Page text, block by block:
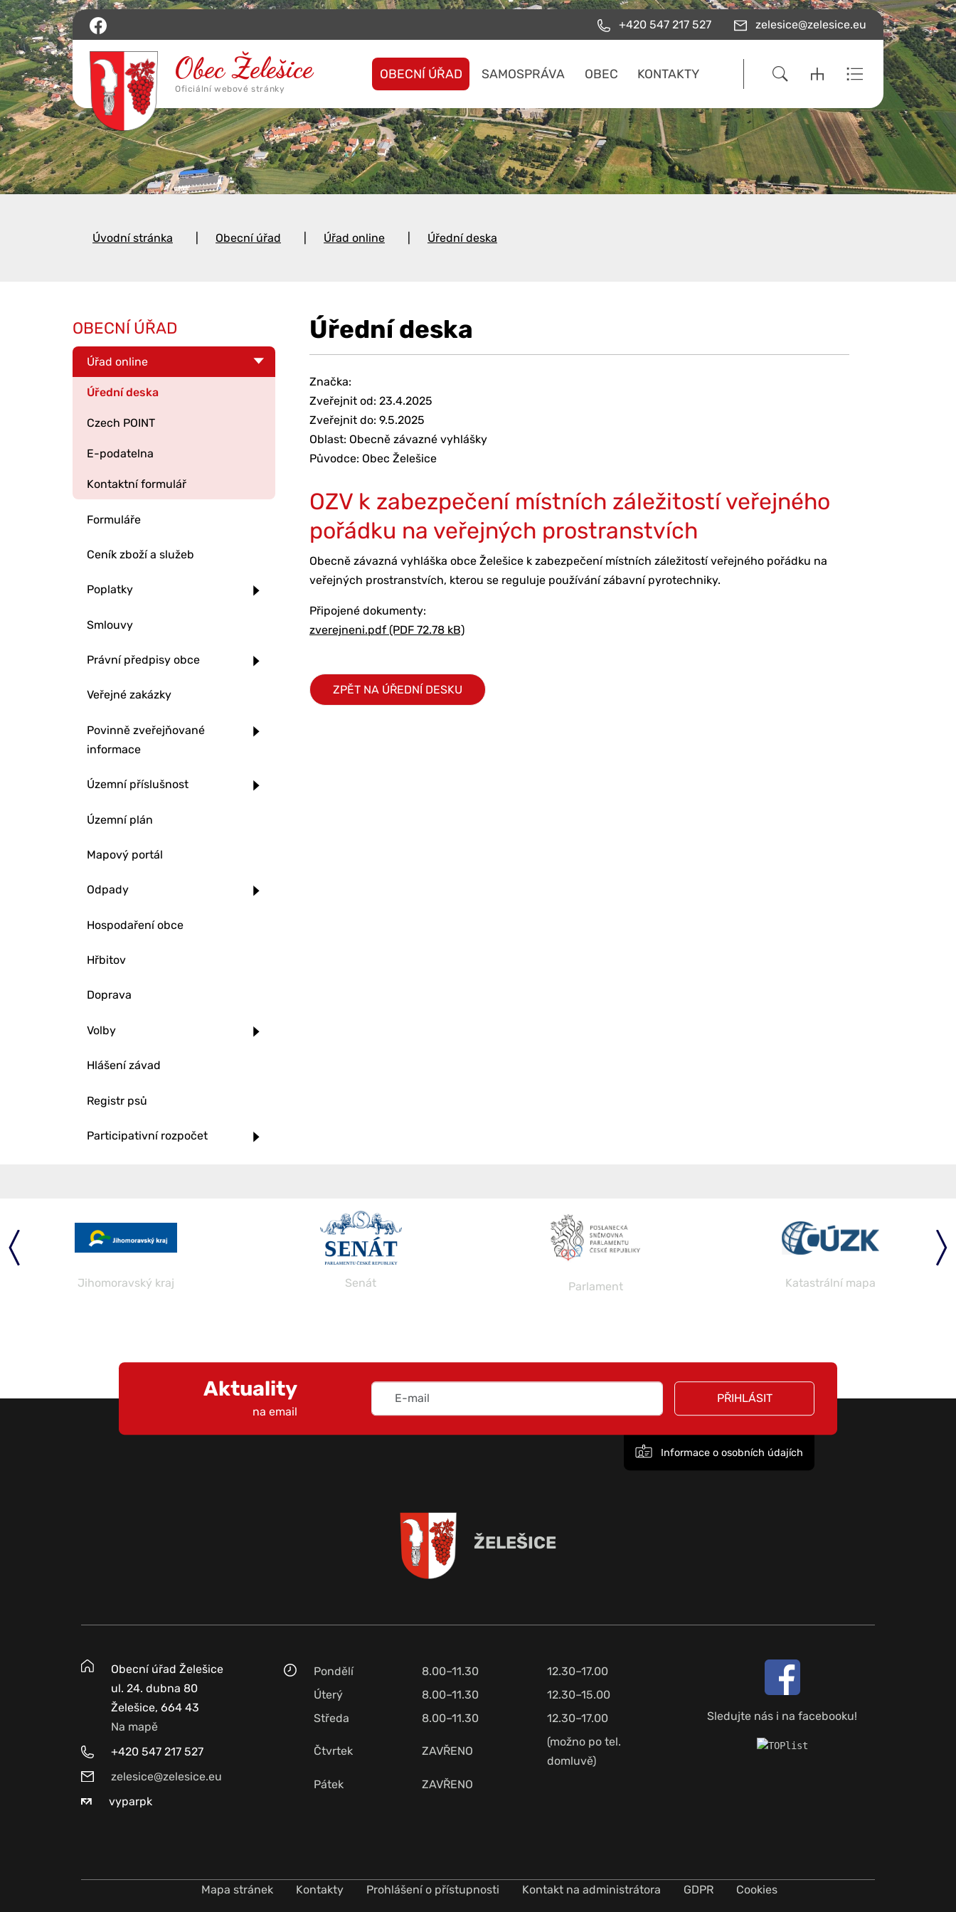
+420 547 217 527 zelesice@zelesice.eu
OBECNÍ ÚŘAD SAMOSPRÁVA OBEC KONTAKTY
Úvodní stránka Obecní úřad Úřad online Úřední deska
Úřední deska
Značka:
Zveřejnit od: 23.4.2025
Zveřejnit do: 9.5.2025
Oblast: Obecně závazné vyhlášky
Původce: Obec Želešice
OZV k zabezpečení místních záležitostí veřejného
pořádku na veřejných prostranstvích
Obecně závazná vyhláška obce Želešice k zabezpečení místních záležitostí veřejného pořádku na
veřejných prostranstvích, kterou se reguluje používání zábavní pyrotechniky.
Připojené dokumenty:
zverejneni.pdf (PDF 72.78 kB)
ZPĚT NA ÚŘEDNÍ DESKU
OBECNÍ ÚŘAD
Úřad online
Úřední deska
Czech POINT
E-podatelna
Kontaktní formulář
Formuláře
Ceník zboží a služeb
Poplatky
Smlouvy
Právní předpisy obce
Veřejné zakázky
Povinně zveřejňované
informace
Územní příslušnost
Územní plán
Mapový portál
Odpady
Hospodaření obce
Hřbitov
Doprava
Volby
Hlášení závad
Registr psů
Participativní rozpočet
Senát Parlament Katastrální mapa MAS Bobrava
Aktuality
na email
PŘIHLÁSIT
Informace o osobních údajích
ŽELEŠICE
Obecní úřad Želešice
ul. 24. dubna 80
Želešice, 664 43
Na mapě
+420 547 217 527
zelesice@zelesice.eu
vyparpk
Pondělí 8.00–11.30
12.30–17.00
Úterý
8.00–11.30
12.30–15.00
Středa
8.00–11.30 12.30–17.00
Čtvrtek ZAVŘENO
(možno po tel.
domluvě)
Pátek
ZAVŘENO
Sledujte nás i na facebooku!
Mapa stránek Kontakty Prohlášení o přístupnosti Kontakt na administrátora GDPR Cookies